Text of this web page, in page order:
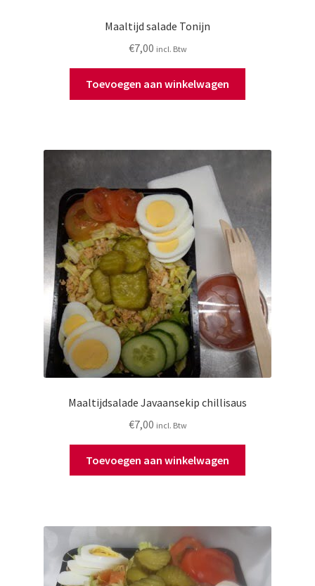
Maaltijd salade Tonijn
€7,00 incl. Btw
Toevoegen aan winkelwagen
Maaltijdsalade Javaansekip chillisaus
€7,00 incl. Btw
Toevoegen aan winkelwagen